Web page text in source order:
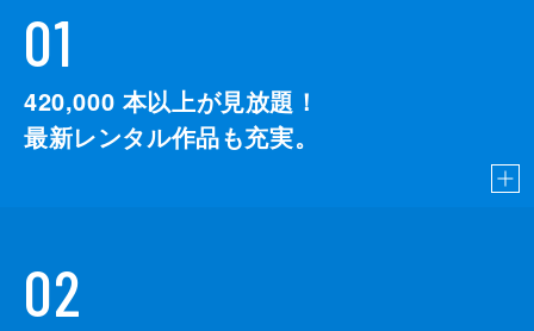
01
420,000 本以上が見放題！
最新レンタル作品も充実。
02